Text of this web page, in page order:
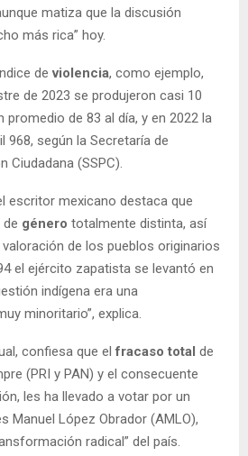
matiza que la discusión
más rica” hoy.
deviolencia, como ejemplo,
de 2023 se produjeron casi 10
de 83 al día, y en 2022 la
968, según la Secretaría de
Ciudadana (SSPC).
escritor mexicano destaca que
de género totalmente distinta, así
de los pueblos originarios
el ejército zapatista se levantó en
indígena era una
minoritario”, explica.
confiesa que elfracaso total de
(PRI y PAN) y el consecuente
les ha llevado a votar por un
Manuel López Obrador (AMLO),
radical” del país.